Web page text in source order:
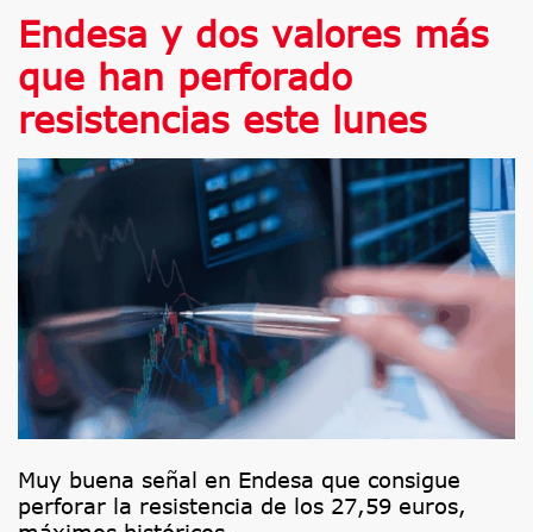
Endesa y dos valores más
que han perforado
resistencias este lunes
Muy buena señal en Endesa que consigue
perforar la resistencia de los 27,59 euros,